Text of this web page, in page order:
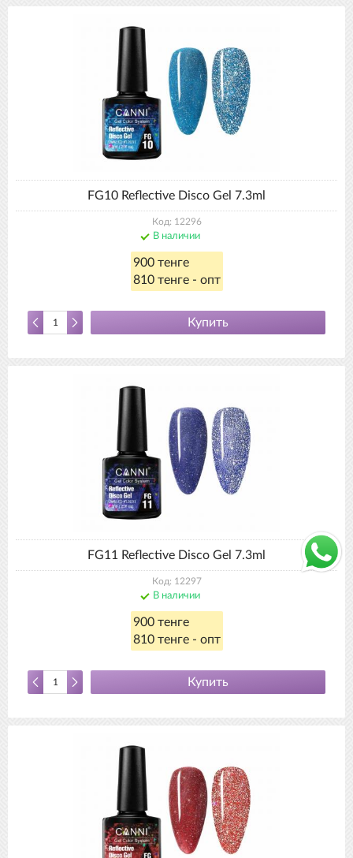
FG10 Reflective Disco Gel 7.3ml
Код: 12296
В наличии
900 тенге
810 тенге - опт
Купить
FG11 Reflective Disco Gel 7.3ml
Код: 12297
В наличии
900 тенге
810 тенге - опт
Купить